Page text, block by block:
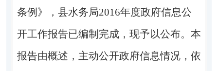
条例》， 县水务局201 6年度政府信息公
开工作报告已编制完成，现予以公布。本
报告由概述，主动公开政府信息情况，依